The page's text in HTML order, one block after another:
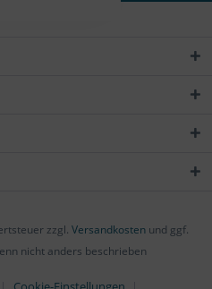
zzgl. Versandkosten und ggf.
nicht anders beschrieben